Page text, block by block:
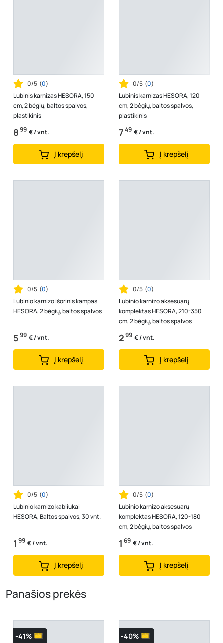
0/5 (0)
Lubinis karnizas HESORA, 150
cm, 2 bėgių, baltos spalvos,
plastikinis
899 € / vnt.
Į krepšelį
0/5 (0)
Lubinis karnizas HESORA, 120
cm, 2 bėgių, baltos spalvos,
plastikinis
749 € / vnt.
Į krepšelį
0/5 (0)
Lubinio karnizo išorinis kampas
HESORA, 2 bėgių, baltos spalvos
599 € / vnt.
Į krepšelį
0/5 (0)
Lubinio karnizo aksesuarų
komplektas HESORA, 210-350
cm, 2 bėgių, baltos spalvos
299 € / vnt.
Į krepšelį
0/5 (0)
Lubinio karnizo kabliukai
HESORA, Baltos spalvos, 30 vnt.
1 99 € / vnt.
Į krepšelį
0/5 (0)
Lubinio karnizo aksesuarų
komplektas HESORA, 120-180
cm, 2 bėgių, baltos spalvos
1 69 € / vnt.
Į krepšelį
Panašios prekės
-41% -40%